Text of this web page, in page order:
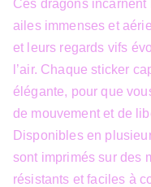
Ces dragons
ailes immenses et
et leurs regards vifs
l’air. Chaque sticker
élégante, pour que
de mouvement et de
Disponibles en
sont imprimés sur des
résistants et faciles à